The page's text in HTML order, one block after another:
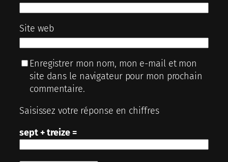
Site web
Enregistrer mon nom, mon e-mail et mon
site dans le navigateur pour mon prochain
commentaire.
Saisissez votre réponse en chiffres
sept + treize =